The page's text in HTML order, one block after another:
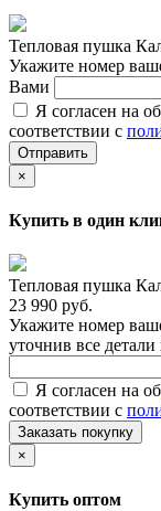
Тепловая пушка
Укажите номер
Вами
Я согласен на
соответствии с
Отправить
×
Купить в один
Тепловая пушка
23 990 руб.
Укажите номер
уточнив все
Я согласен на
соответствии с
Заказать покупку
×
Купить оптом